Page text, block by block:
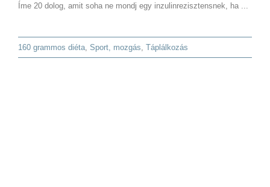
Íme 20 dolog, amit soha ne mondj egy inzulinrezisztensnek, ha ...
160 grammos diéta Sport, mozgás Táplálkozás